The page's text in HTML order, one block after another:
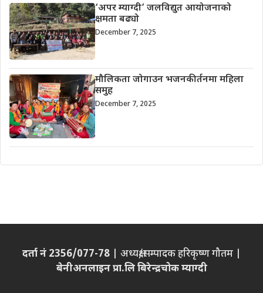
‘अपर म्याग्दी’ जलविद्युत आयोजनाको
क्षमता बढ्यो
December 7, 2025
मौलिकता जोगाउन भजनकीर्तनमा महिला
समुह
December 7, 2025
दर्ता नं 2356/077-78| अध्यक्ष/सम्पादक हरिकृष्ण गौतम |
बेनीअनलाइन प्रा.लि बिरेन्द्रचोक म्याग्दी